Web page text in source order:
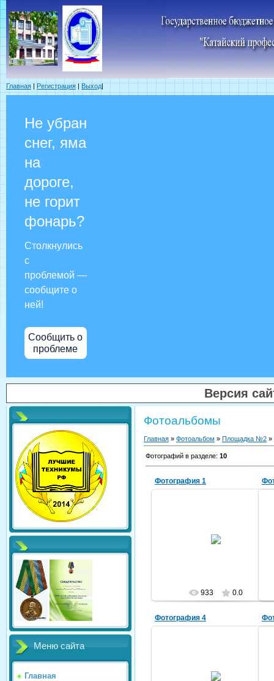
Главная | Регистрация | Выход|
Не убран
снег, яма
на
дороге,
не горит
фонарь?
Столкнулись
с
проблемой —
сообщите о
ней!
Сообщить о
проблеме
Версия
Меню сайта
Главная
Фотоальбомы
Главная » Фотоальбом » Площадка №2 »
Фотографий в разделе: 10
Фотография 1
933 0.0
Фотография 4